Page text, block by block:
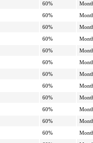
60%
60%
60%
60%
60%
60%
60%
60%
60%
60%
60%
60%